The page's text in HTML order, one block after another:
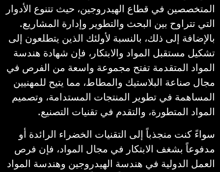
المتخصصين في قطاع الهيدروجين، حيث تتنوع الأدوار
التي تتراوح بين البحث والتطوير وإدارة المشاريع.
بالإضافة إلى ذلك، بالنسبة لأولئك الذين يتطلعون إلى
تشكيل مستقبل المواد والابتكار، فإن شهادة هندسة
المواد المتقدمة تفتح مجموعة واسعة من الفرص في
مجال صناعة البلاستيك والمطاط، مما يتيح للمهنيين
المساهمة في تطوير المنتجات المستدامة، وتصميم
المواد المتطورة، والتقدم في تقنيات التصنيع.
سواءً كنت منجذباً إلى التقنيات الخضراء الرائدة أو
مدفوعاً بشغف الابتكار في مجال المواد، فإن فرص
العمل الدولية في هندسة الهيدروجين وهندسة المواد